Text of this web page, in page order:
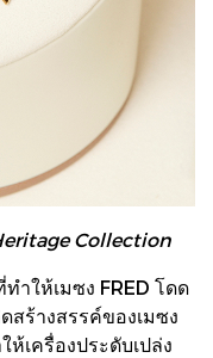
Collection
ให้เมซง FRED โดด
สร้างสรรค์ของเมซง
เครื่องประดับเปล่ง